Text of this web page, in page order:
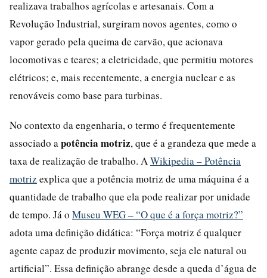
realizava trabalhos agrícolas e artesanais. Com a
Revolução Industrial, surgiram novos agentes, como o
vapor gerado pela queima de carvão, que acionava
locomotivas e teares; a eletricidade, que permitiu motores
elétricos; e, mais recentemente, a energia nuclear e as
renováveis como base para turbinas.
No contexto da engenharia, o termo é frequentemente
associado a potência motriz, que é a grandeza que mede a
taxa de realização de trabalho. A Wikipedia – Potência
motriz explica que a potência motriz de uma máquina é a
quantidade de trabalho que ela pode realizar por unidade
de tempo. Já o Museu WEG – “O que é a força motriz?”
adota uma definição didática: “Força motriz é qualquer
agente capaz de produzir movimento, seja ele natural ou
artificial”. Essa definição abrange desde a queda d’água de